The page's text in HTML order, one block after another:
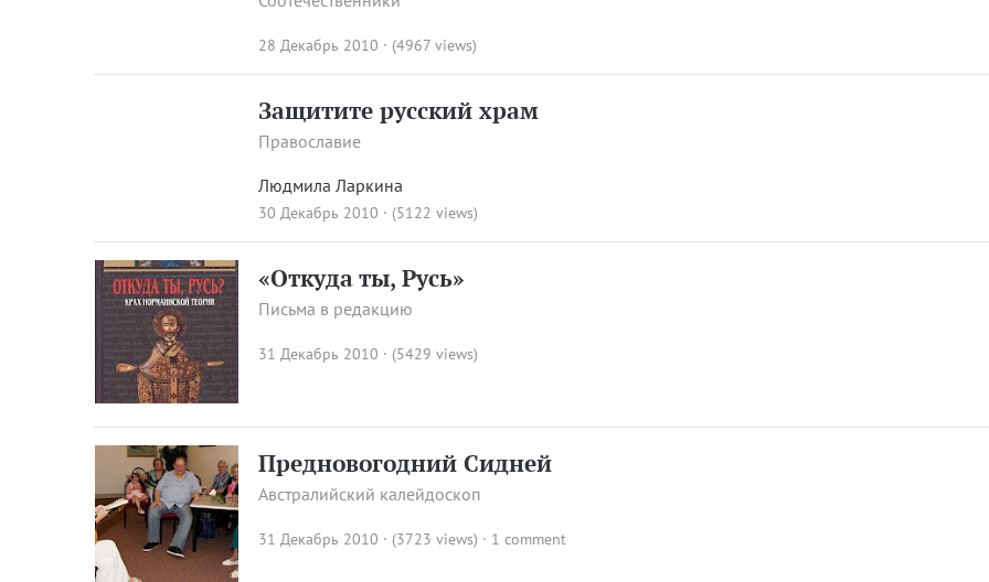
28 Декабрь 2010 · (4967 views)
Защитите русский храм
Православие
Людмила Ларкина
30 Декабрь 2010 · (5122 views)
«Откуда ты, Русь»
Письма в редакцию
31 Декабрь 2010 · (5429 views)
Предновогодний Сидней
Австралийский калейдоскоп
31 Декабрь 2010 · (3723 views) · 1 comment